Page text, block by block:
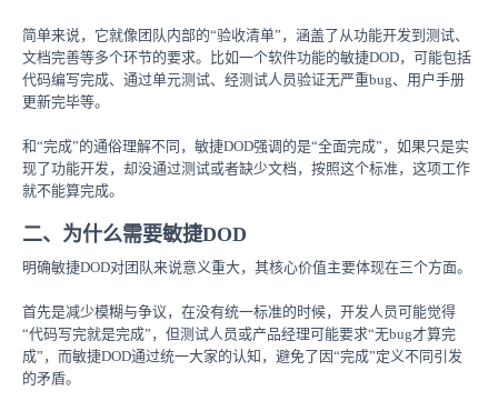
简单来说，它就像团队内部的“验收清单”，涵盖了从功能开发到测试、
文档完善等多个环节的要求。比如一个软件功能的敏捷DOD，可能包括
代码编写完成、通过单元测试、经测试人员验证无严重bug、用户手册
更新完毕等。
和“完成”的通俗理解不同，敏捷DOD强调的是“全面完成”，如果只是实
现了功能开发，却没通过测试或者缺少文档，按照这个标准，这项工作
就不能算完成。
二、为什么需要敏捷DOD
明确敏捷DOD对团队来说意义重大，其核心价值主要体现在三个方面。
首先是减少模糊与争议，在没有统一标准的时候，开发人员可能觉得
“代码写完就是完成”，但测试人员或产品经理可能要求“无bug才算完
成”，而敏捷DOD通过统一大家的认知，避免了因“完成”定义不同引发
的矛盾。